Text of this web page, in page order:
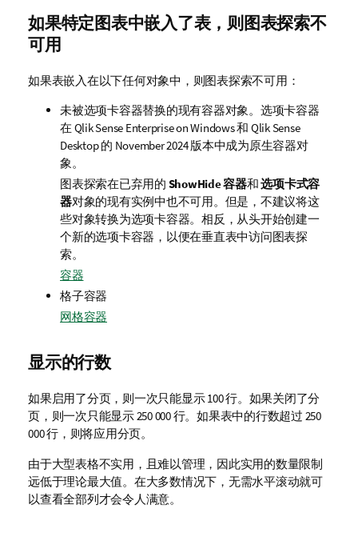
如果特定图表中嵌入了表，则图表探索不
可用
如果表嵌入在以下任何对象中，则图表探索不可用：
未被选项卡容器替换的现有容器对象。 选项卡容器
在 Qlik Sense Enterprise on Windows和 Qlik Sense
Desktop的 November 2024 版本中成为原生容器对
象。
图表探索在已弃用的 ShowHide 容器和选项卡式容
器对象的现有实例中也不可用。但是，不建议将这
些对象转换为选项卡容器。相反，从头开始创建一
个新的选项卡容器，以便在垂直表中访问图表探
索。
容器
格子容器
网格容器
显示的行数
如果启用了分页，则一次只能显示 100 行。如果关闭了分
页，则一次只能显示 250 000 行。如果表中的行数超过 250
000 行，则将应用分页。
由于大型表格不实用，且难以管理，因此实用的数量限制
远低于理论最大值。在大多数情况下，无需水平滚动就可
以查看全部列才会令人满意。